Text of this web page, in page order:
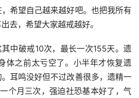
希望自己越来越好吧。也把我所有
去，希望大家越戒越好。
中破戒10次，最长一次155天。遗
体之前太亏空了。小半年才恢复遗
耳鸣没好但不过改善很多，遗精一
个月三次，强迫社恐基本好了，气